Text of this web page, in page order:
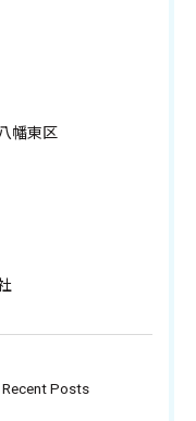
幡東区
Recent Posts